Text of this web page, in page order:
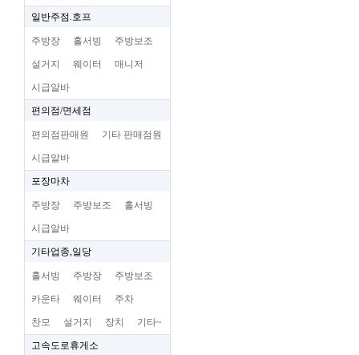
일반주점.호프
주방장 홀서빙 주방보조
설거지 웨이터 매니저
시급알바
편의점/면세점
편의점판매원 기타 판매점원
시급알바
포장마차
주방장 주방보조 홀서빙
시급알바
기타업종,일당
홀서빙 주방장 주방보조
카운타 웨이터 주차
찬모 설거지 장치 기타~
고속도로휴게소